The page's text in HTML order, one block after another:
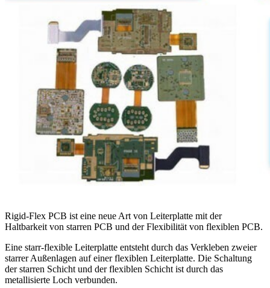
Rigid-Flex PCB ist eine neue Art von Leiterplatte mit der
Haltbarkeit von starren PCB und der Flexibilität von flexiblen PCB.
Eine starr-flexible Leiterplatte entsteht durch das Verkleben zweier
starrer Außenlagen auf einer flexiblen Leiterplatte. Die Schaltung
der starren Schicht und der flexiblen Schicht ist durch das
metallisierte Loch verbunden.